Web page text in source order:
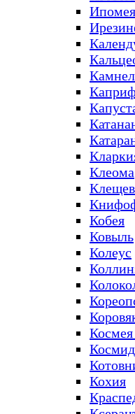
Ипомея
Клеома
Кобея
Ковыль
Колеус
Кохия